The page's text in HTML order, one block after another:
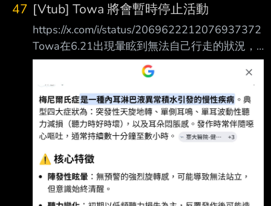
47 [Vtub] Towa 將會暫時停止活動
https://x.com/i/status/2069622212076937372
Towa在6.21出現暈眩到無法自己行走的狀況，
最後被緊急送醫 去醫院時是白上陪他一起去
的，最後經紀人也有來，經過醫生跟第三方意見
後，被診斷出 疑似患有患有梅尼爾氏症 所以這
個月的活動會暫時停止，之後在看恢復狀況如何
做安排 也解釋自己沒辦法參加比賽是因為這樣
的關係，對於造成大家的困擾很抱歉 目前恢復
到可以自己走了，狀況也正在好轉，會暫時專注
在身體恢復上 祝Towa早日康復 --